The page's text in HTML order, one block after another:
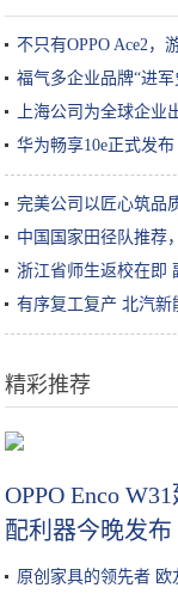
不只有OPPO Ace2，
福气多企业品牌“进军
上海公司为全球企
华为畅享10e正式发
完美公司以匠心筑品
中国国家田径队推荐
浙江省师生返校在即
有序复工复产 北汽新
精彩推荐
OPPO Enco
配利器今晚发布
原创家具的领先者 欧